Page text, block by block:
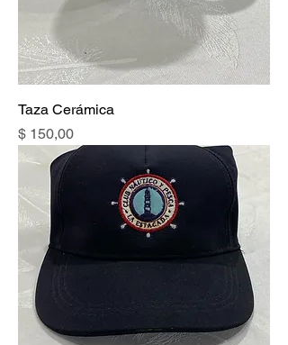
Taza Cerámica
Precio
$ 150,00